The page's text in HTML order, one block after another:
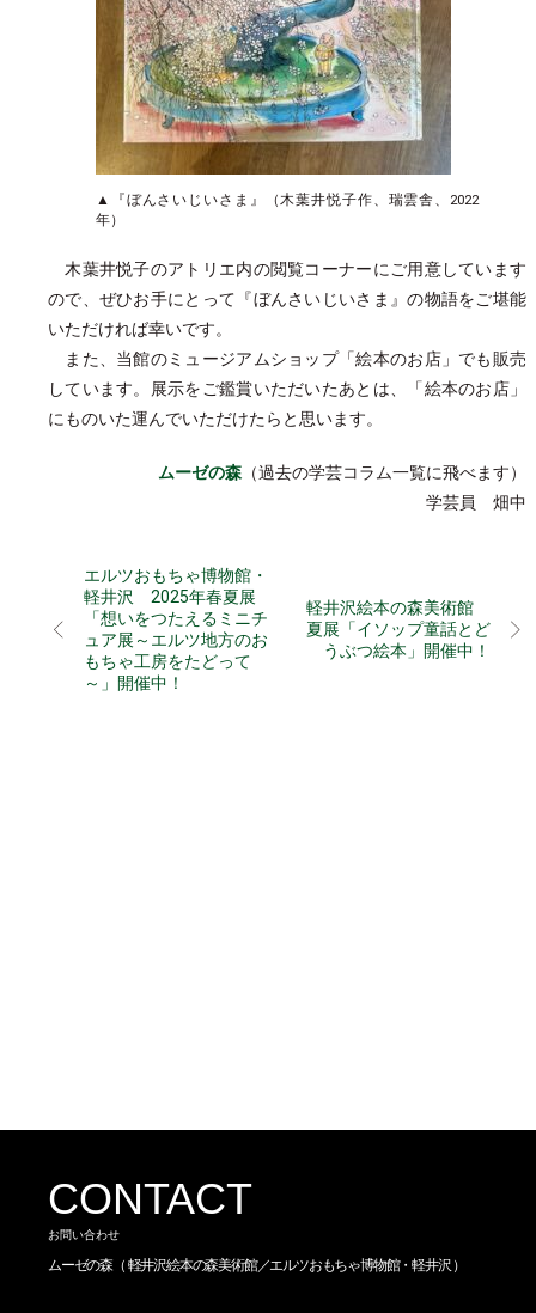
▲『ぼんさいじいさま』（木葉井悦子作、瑞雲舎、2022
年）
木葉井悦子のアトリエ内の閲覧コーナーにご用意しています
ので、ぜひお手にとって『ぼんさいじいさま』の物語をご堪能
いただければ幸いです。
また、当館のミュージアムショップ「絵本のお店」でも販売
しています。展示をご鑑賞いただいたあとは、「絵本のお店」
にものいた運んでいただけたらと思います。
ムーゼの森 （過去の学芸コラム一覧に飛べます）
学芸員 畑中
エルツおもちゃ博物館・
軽井沢 2025年春夏展
「想いをつたえるミニチ
ュア展～エルツ地方のお
もちゃ工房をたどって
～」開催中！
軽井沢絵本の森美術館
夏展「イソップ童話とど
うぶつ絵本」開催中！
CONTACT
お問い合わせ
ムーゼの森（ 軽井沢絵本の森美術館／エルツおもちゃ博物館・軽井沢 ）